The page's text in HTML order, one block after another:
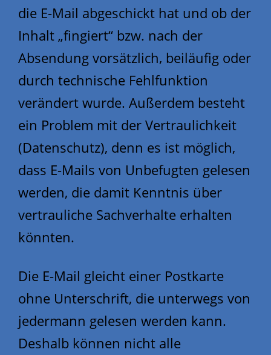
die E-Mail abgeschickt hat und ob der
Inhalt „fingiert“ bzw. nach der
Absendung vorsätzlich, beiläufig oder
durch technische Fehlfunktion
verändert wurde. Außerdem besteht
ein Problem mit der Vertraulichkeit
(Datenschutz), denn es ist möglich,
dass E-Mails von Unbefugten gelesen
werden, die damit Kenntnis über
vertrauliche Sachverhalte erhalten
könnten.
Die E-Mail gleicht einer Postkarte
ohne Unterschrift, die unterwegs von
jedermann gelesen werden kann.
Deshalb können nicht alle